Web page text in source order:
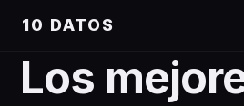
10 DATOS
Los